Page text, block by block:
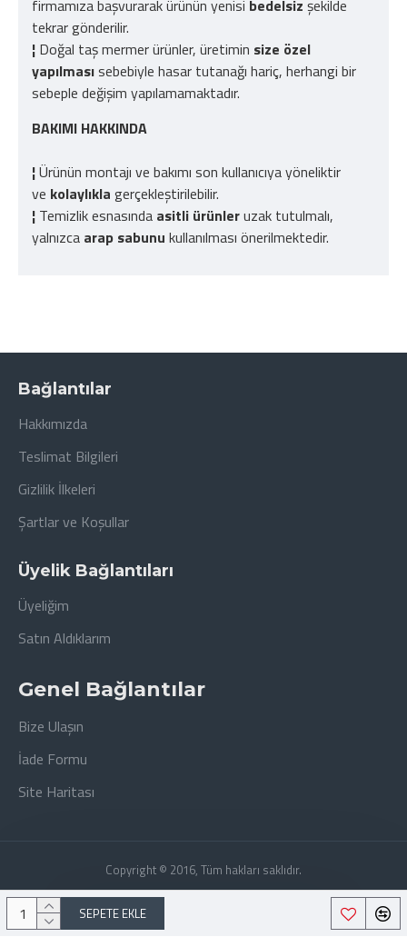
SEPETE EKLE
firmamıza başvurarak ürünün yenisi bedelsiz şekilde
tekrar gönderilir.
¦ Doğal taş mermer ürünler, üretimin size özel
yapılmasısebebiyle hasar tutanağı hariç, herhangi bir
sebeple değişim yapılamamaktadır.
BAKIMI HAKKINDA
¦Ürünün montajı ve bakımı son kullanıcıya yöneliktir
ve kolaylıkla gerçekleştirilebilir.
¦ Temizlik esnasında asitli ürünleruzak tutulmalı,
yalnızca arap sabunu kullanılması önerilmektedir.
Bağlantılar
Hakkımızda
Teslimat Bilgileri
Gizlilik İlkeleri
Şartlar ve Koşullar
Üyelik Bağlantıları
Üyeliğim
Satın Aldıklarım
Genel Bağlantılar
Bize Ulaşın
İade Formu
Site Haritası
Copyright © 2016, Tüm hakları saklıdır.